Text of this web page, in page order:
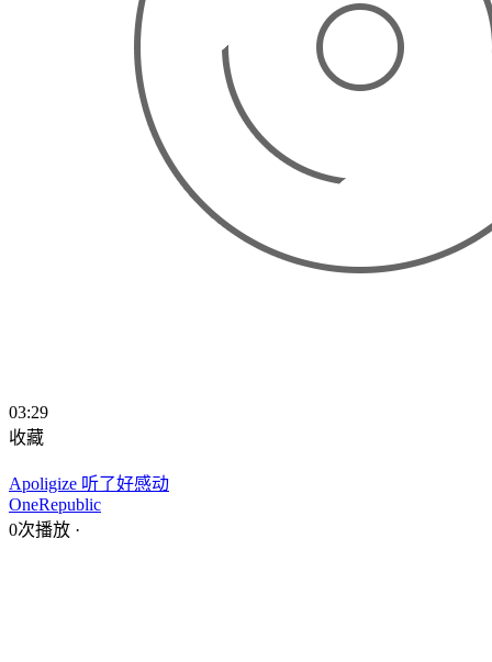
03:29
收藏
Apoligize 听了好感动
OneRepublic
0次播放 ·